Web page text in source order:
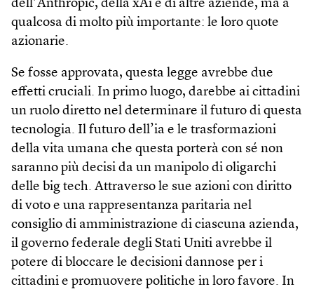
dell’Anthropic, della xAi e di altre aziende, ma a
qualcosa di molto più importante: le loro quote
azionarie.
Se fosse approvata, questa legge avrebbe due
effetti cruciali. In primo luogo, darebbe ai cittadini
un ruolo diretto nel determinare il futuro di questa
tecnologia. Il futuro dell’ia e le trasformazioni
della vita umana che questa porterà con sé non
saranno più decisi da un manipolo di oligarchi
delle big tech. Attraverso le sue azioni con diritto
di voto e una rappresentanza paritaria nel
consiglio di amministrazione di ciascuna azienda,
il governo federale degli Stati Uniti avrebbe il
potere di bloccare le decisioni dannose per i
cittadini e promuovere politiche in loro favore. In